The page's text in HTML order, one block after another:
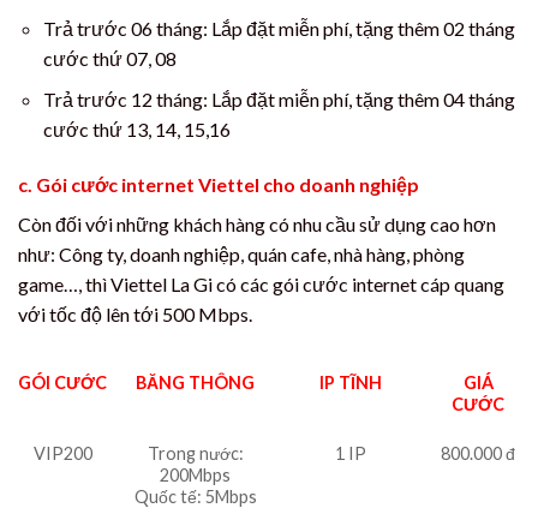
Trả trước 06 tháng: Lắp đặt miễn phí, tặng thêm 02 tháng
cước thứ 07, 08
Trả trước 12 tháng: Lắp đặt miễn phí, tặng thêm 04 tháng
cước thứ 13, 14, 15,16
c. Gói cước internet Viettel cho doanh nghiệp
Còn đối với những khách hàng có nhu cầu sử dụng cao hơn
như: Công ty, doanh nghiệp, quán cafe, nhà hàng, phòng
game…, thì Viettel La Gi có các gói cước internet cáp quang
với tốc độ lên tới 500 Mbps.
GÓI CƯỚC BĂNG THÔNG IP TĨNH
GIÁ
CƯỚC
VIP200
Trong nước:
200Mbps
Quốc tế: 5Mbps
1 IP 800.000 đ